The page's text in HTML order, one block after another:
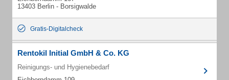
13403 Berlin - Borsigwalde
Gratis-Digitalcheck
Rentokil Initial GmbH & Co. KG
Reinigungs- und Hygienebedarf